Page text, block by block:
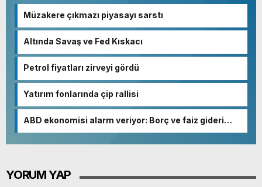
Müzakere çıkmazı piyasayı sarstı
Altında Savaş ve Fed Kıskacı
Petrol fiyatları zirveyi gördü
Yatırım fonlarında çip rallisi
ABD ekonomisi alarm veriyor: Borç ve faiz gideri
YORUM YAP